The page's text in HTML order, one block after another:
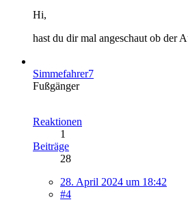
Hi,
hast du dir mal angeschaut ob der
Simmefahrer7
Fußgänger
Reaktionen
1
Beiträge
28
28. April 2024 um 18:42
#4